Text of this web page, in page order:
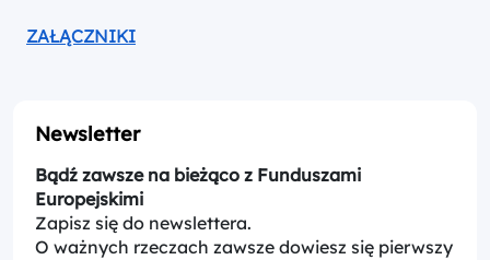
ZAŁĄCZNIKI
Newsletter
Bądź zawsze na bieżąco z Funduszami
Europejskimi
Zapisz się do newslettera.
O ważnych rzeczach zawsze dowiesz się pierwszy